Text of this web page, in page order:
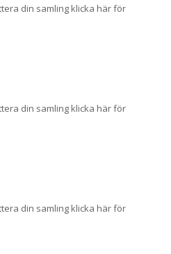
din samling klicka här för
din samling klicka här för
din samling klicka här för